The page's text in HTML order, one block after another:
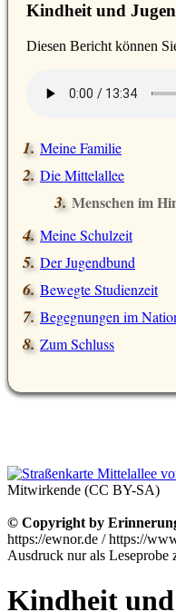
Kindheit und
Diesen Bericht können
Meine Familie
Die Mittelallee
Menschen im
Meine Schulzeit
Der Jugendbund
Bewegte Studienzeit
Begegnungen im
Zum Schluss
Mitwirkende (CC BY-SA)
© Copyright by
https://ewnor.de / https://
Ausdruck nur als Leseprobe
Kindheit